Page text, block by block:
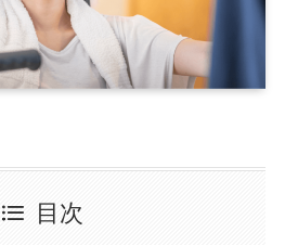
目次